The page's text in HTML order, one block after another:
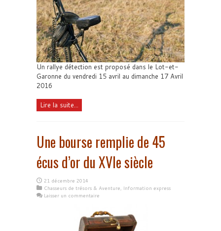
Un rallye détection est proposé dans le Lot-et-
Garonne du vendredi 15 avril au dimanche 17 Avril
2016
Lire la suite...
Une bourse remplie de 45
écus d’or du XVIe siècle
21 décembre 2014
Chasseurs de trésors & Aventure, Information express
Laisser un commentaire